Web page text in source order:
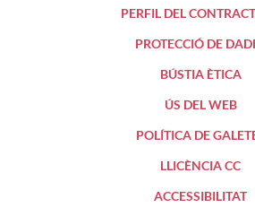
PERFIL DEL
PROTECCIÓ DE
BÚSTIA ÈTICA
ÚS DEL WEB
POLÍTICA DE
LLICÈNCIA CC
ACCESSIBILITAT